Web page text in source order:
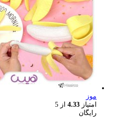
موز
امتیاز 4.33 از 5
رایگان